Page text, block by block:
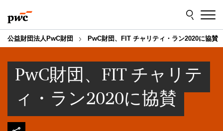
to
content
to
footer
公益財団法人PwC財団 PwC財団、FIT チャリティ・ラン2020に協賛
PwC財団、FIT チャリテ
ィ・ラン2020に協賛